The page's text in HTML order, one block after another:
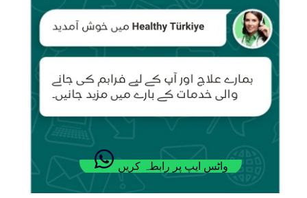
واٹس ایپ پر رابطہ کریں